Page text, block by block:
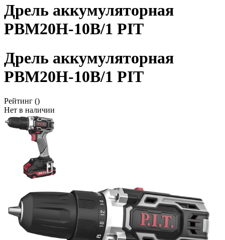
Дрель аккумуляторная
PBM20H-10В/1 PIT
Дрель аккумуляторная
PBM20H-10В/1 PIT
Рейтинг ()
Нет в наличии